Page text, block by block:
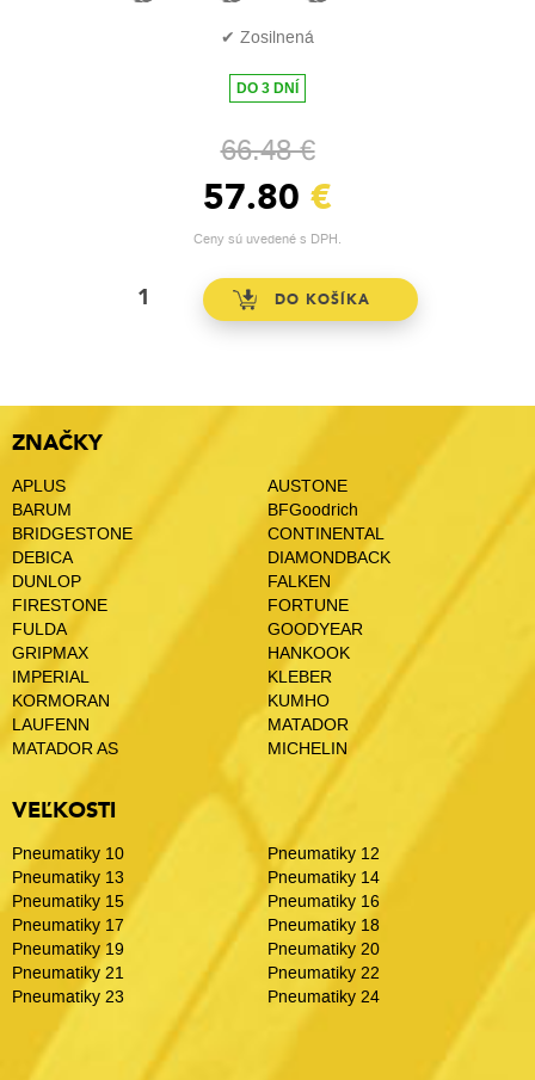
✔ Zosilnená
DO 3 DNÍ
66.48 €
57.80 €
Ceny sú uvedené s DPH.
ZNAČKY
APLUS
AUSTONE
BARUM
BFGoodrich
BRIDGESTONE
CONTINENTAL
DEBICA
DIAMONDBACK
DUNLOP
FALKEN
FIRESTONE
FORTUNE
FULDA
GOODYEAR
GRIPMAX
HANKOOK
IMPERIAL
KLEBER
KORMORAN
KUMHO
LAUFENN
MATADOR
MATADOR AS
MICHELIN
VEĽKOSTI
Pneumatiky 10
Pneumatiky 12
Pneumatiky 13
Pneumatiky 14
Pneumatiky 15
Pneumatiky 16
Pneumatiky 17
Pneumatiky 18
Pneumatiky 19
Pneumatiky 20
Pneumatiky 21
Pneumatiky 22
Pneumatiky 23
Pneumatiky 24